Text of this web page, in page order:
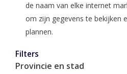
de naam van elke internet
om zijn gegevens te bekijken
plannen.
Filters
Provincie en stad